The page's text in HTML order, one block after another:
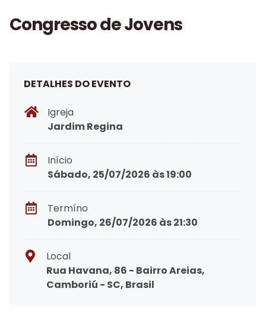
Congresso de Jovens
DETALHES DO EVENTO
Igreja
Jardim Regina
Início
Sábado, 25/07/2026 às 19:00
Termíno
Domingo, 26/07/2026 às 21:30
Local
Rua Havana, 86 - Bairro Areias,
Camboriú - SC, Brasil